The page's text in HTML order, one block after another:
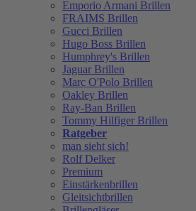
Emporio Armani Brillen
FRAIMS Brillen
Gucci Brillen
Hugo Boss Brillen
Humphrey's Brillen
Jaguar Brillen
Marc O'Polo Brillen
Oakley Brillen
Ray-Ban Brillen
Tommy Hilfiger Brillen
Ratgeber
man sieht sich!
Rolf Delker
Premium
Einstärkenbrillen
Gleitsichtbrillen